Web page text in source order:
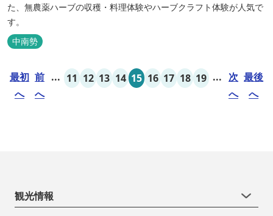
た、無農薬ハーブの収穫・料理体験やハーブクラフト体験が人気で
す。
中南勢
最初
へ
前
へ
... 11 12 13 14 15 16 17 18 19 ... 次
へ
最後
へ
観光情報